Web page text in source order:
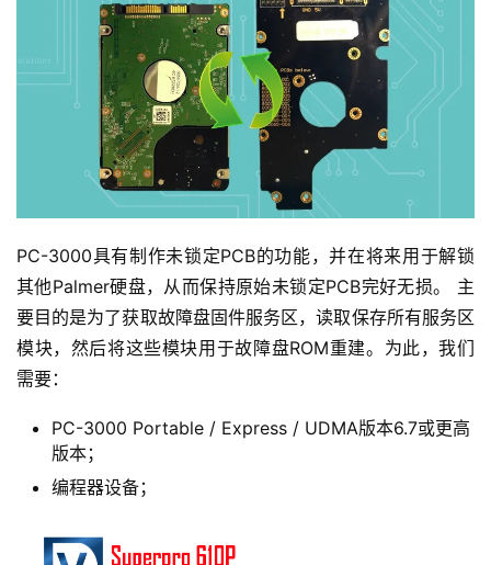
PC-3000具有制作未锁定PCB的功能，并在将来用于解锁
其他Palmer硬盘，从而保持原始未锁定PCB完好无损。 主
要目的是为了获取故障盘固件服务区，读取保存所有服务区
模块，然后将这些模块用于故障盘ROM重建。为此，我们
需要：
PC-3000 Portable / Express / UDMA版本6.7或更高
版本；
编程器设备；